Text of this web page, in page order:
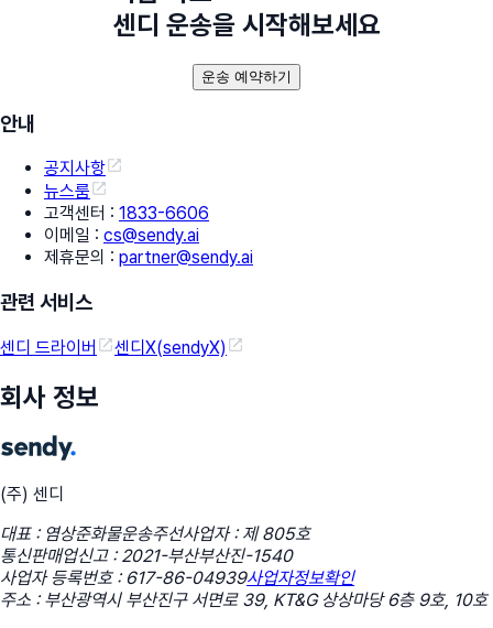
센디 운송을 시작해보세요
운송 예약하기
안내
공지사항
뉴스룸
고객센터 : 1833-6606
이메일 : cs@sendy.ai
제휴문의 : partner@sendy.ai
관련 서비스
센디 드라이버 센디X(sendyX)
회사 정보
(주) 센디
대표 : 염상준화물운송주선사업자 : 제 805호
통신판매업신고 : 2021-부산부산진-1540
사업자 등록번호 : 617-86-04939사업자정보확인
주소 : 부산광역시 부산진구 서면로 39, KT&G 상상마당 6층 9호, 10호